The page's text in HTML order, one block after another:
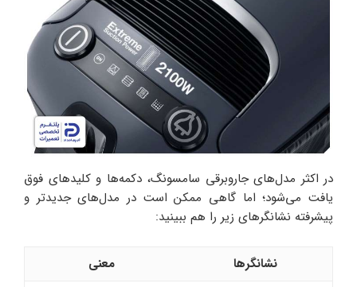
در اکثر مدل‌های جاروبرقی سامسونگ، دکمه‌ها و کلیدهای فوق
یافت می‌شود؛ اما گاهی ممکن است در مدل‌های جدیدتر و
پیشرفته نشانگرهای زیر را هم ببینید:
نشانگرها
معنی